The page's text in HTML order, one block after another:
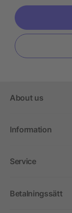
About us
Information
Service
Betalningssätt